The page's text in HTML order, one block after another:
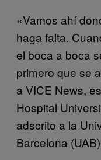
«Vamos ahí
haga falta.
el boca a boca
primero que se
a VICE News,
Hospital
adscrito a la
Barcelona